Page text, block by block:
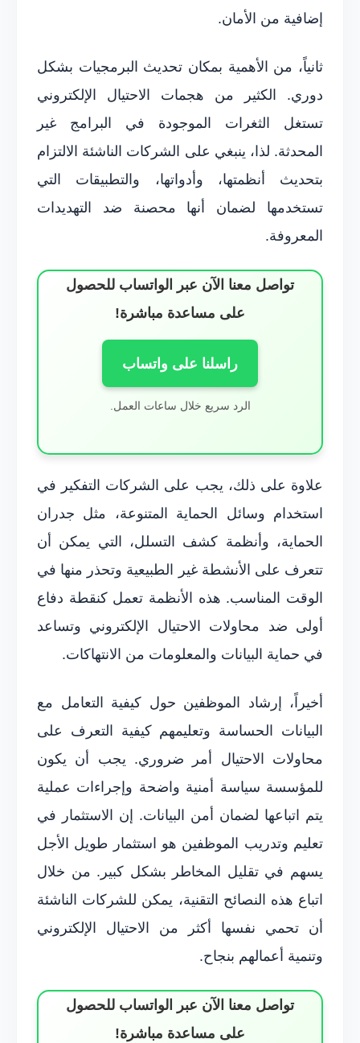
إضافية من الأمان.
ثانياً، من الأهمية بمكان تحديث البرمجيات بشكل
دوري. الكثير من هجمات الاحتيال الإلكتروني
تستغل الثغرات الموجودة في البرامج غير
المحدثة. لذا، ينبغي على الشركات الناشئة الالتزام
بتحديث أنظمتها، وأدواتها، والتطبيقات التي
تستخدمها لضمان أنها محصنة ضد التهديدات
المعروفة.
تواصل معنا الآن عبر الواتساب للحصول
على مساعدة مباشرة!
راسلنا على واتساب
الرد سريع خلال ساعات العمل.
علاوة على ذلك، يجب على الشركات التفكير في
استخدام وسائل الحماية المتنوعة، مثل جدران
الحماية، وأنظمة كشف التسلل، التي يمكن أن
تتعرف على الأنشطة غير الطبيعية وتحذر منها في
الوقت المناسب. هذه الأنظمة تعمل كنقطة دفاع
أولى ضد محاولات الاحتيال الإلكتروني وتساعد
في حماية البيانات والمعلومات من الانتهاكات.
أخيراً، إرشاد الموظفين حول كيفية التعامل مع
البيانات الحساسة وتعليمهم كيفية التعرف على
محاولات الاحتيال أمر ضروري. يجب أن يكون
للمؤسسة سياسة أمنية واضحة وإجراءات عملية
يتم اتباعها لضمان أمن البيانات. إن الاستثمار في
تعليم وتدريب الموظفين هو استثمار طويل الأجل
يسهم في تقليل المخاطر بشكل كبير. من خلال
اتباع هذه النصائح التقنية، يمكن للشركات الناشئة
أن تحمي نفسها أكثر من الاحتيال الإلكتروني
وتنمية أعمالهم بنجاح.
تواصل معنا الآن عبر الواتساب للحصول
على مساعدة مباشرة!